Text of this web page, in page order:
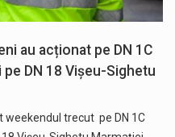
au acționat pe DN 1C
DN 18 Vișeu-Sighetu
trecut pe DN 1C